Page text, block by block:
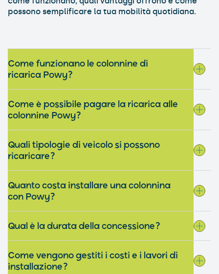
possono semplificare la tua mobilità quotidiana.
Come funzionano le colonnine di
ricarica Powy?
Come è possibile pagare la ricarica alle
colonnine Powy?
Quali tipologie di veicolo si possono
ricaricare?
Quanto costa installare una colonnina
con Powy?
Qual è la durata della concessione?
Come vengono gestiti i costi e i lavori di
installazione?